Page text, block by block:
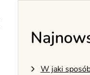
W jaki